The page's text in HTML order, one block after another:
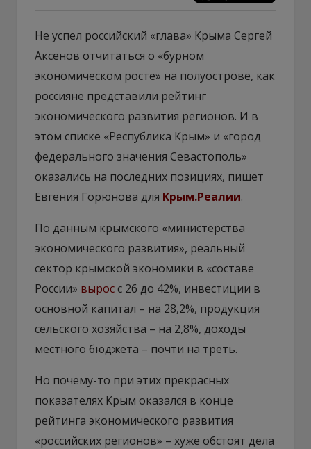
Не успел российский «глава» Крыма Сергей
Аксенов отчитаться о «бурном
экономическом росте» на полуострове, как
россияне представили рейтинг
экономического развития регионов. И в
этом списке «Республика Крым» и «город
федерального значения Севастополь»
оказались на последних позициях, пишет
Евгения Горюнова для Крым.Реалии.
По данным крымского «министерства
экономического развития», реальный
сектор крымской экономики в «составе
России» выросс 26 до 42%, инвестиции в
основной капитал – на 28,2%, продукция
сельского хозяйства – на 2,8%, доходы
местного бюджета – почти на треть.
Но почему-то при этих прекрасных
показателях Крым оказался в конце
рейтинга экономического развития
«российских регионов» – хуже обстоят дела